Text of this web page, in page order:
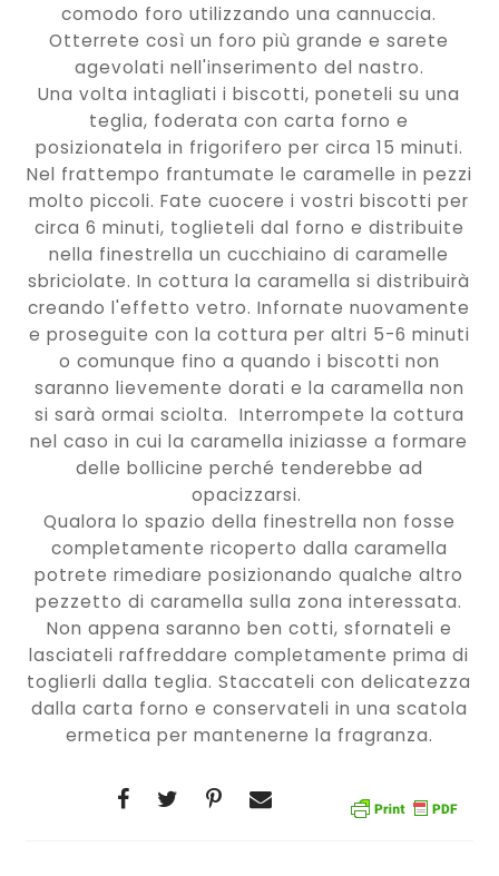
comodo foro utilizzando una cannuccia.
Otterrete così un foro più grande e sarete
agevolati nell'inserimento del nastro.
Una volta intagliati i biscotti, poneteli su una
teglia, foderata con carta forno e
posizionatela in frigorifero per circa 15 minuti.
Nel frattempo frantumate le caramelle in pezzi
molto piccoli. Fate cuocere i vostri biscotti per
circa 6 minuti, toglieteli dal forno e distribuite
nella finestrella un cucchiaino di caramelle
sbriciolate. In cottura la caramella si distribuirà
creando l'effetto vetro. Infornate nuovamente
e proseguite con la cottura per altri 5-6 minuti
o comunque fino a quando i biscotti non
saranno lievemente dorati e la caramella non
si sarà ormai sciolta. Interrompete la cottura
nel caso in cui la caramella iniziasse a formare
delle bollicine perché tenderebbe ad
opacizzarsi.
Qualora lo spazio della finestrella non fosse
completamente ricoperto dalla caramella
potrete rimediare posizionando qualche altro
pezzetto di caramella sulla zona interessata.
Non appena saranno ben cotti, sfornateli e
lasciateli raffreddare completamente prima di
toglierli dalla teglia. Staccateli con delicatezza
dalla carta forno e conservateli in una scatola
ermetica per mantenerne la fragranza.